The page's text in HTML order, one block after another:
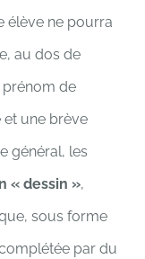
élève ne pourra
au dos de
prénom de
et une brève
général, les
« dessin »,
sous forme
par du